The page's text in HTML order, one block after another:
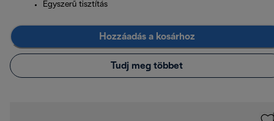
Egyszerű tisztítás
Hozzáadás a kosárhoz
Tudj meg többet